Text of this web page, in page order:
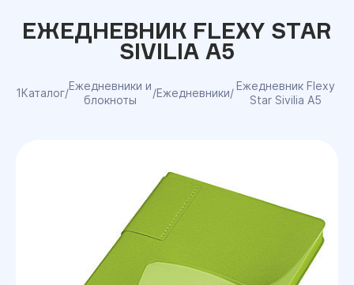
ЕЖЕДНЕВНИК FLEXY STAR
SIVILIA А5
1Каталог/
Ежедневники и
блокноты
/Ежедневники/
Ежедневник Flexy
Star Sivilia А5